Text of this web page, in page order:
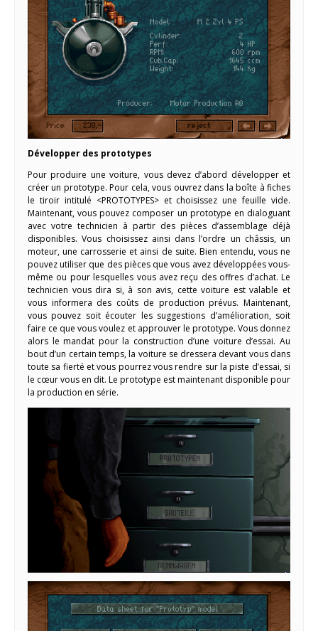
Développer des prototypes
Pour produire une voiture, vous devez d’abord développer et
créer un prototype. Pour cela, vous ouvrez dans la boîte à fiches
le tiroir intitulé <PROTOTYPES> et choisissez une feuille vide.
Maintenant, vous pouvez composer un prototype en dialoguant
avec votre technicien à partir des pièces d’assemblage déjà
disponibles. Vous choisissez ainsi dans l’ordre un châssis, un
moteur, une carrosserie et ainsi de suite. Bien entendu, vous ne
pouvez utiliser que des pièces que vous avez développées vous-
même ou pour lesquelles vous avez reçu des offres d’achat. Le
technicien vous dira si, à son avis, cette voiture est valable et
vous informera des coûts de production prévus. Maintenant,
vous pouvez soit écouter les suggestions d’amélioration, soit
faire ce que vous voulez et approuver le prototype. Vous donnez
alors le mandat pour la construction d’une voiture d’essai. Au
bout d’un certain temps, la voiture se dressera devant vous dans
toute sa fierté et vous pourrez vous rendre sur la piste d’essai, si
le cœur vous en dit. Le prototype est maintenant disponible pour
la production en série.